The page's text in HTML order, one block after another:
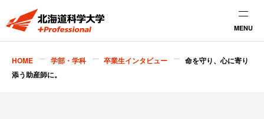
MENU
HOME 学部・学科 卒業生インタビュー
命を守り、心に寄り
添う助産師に。